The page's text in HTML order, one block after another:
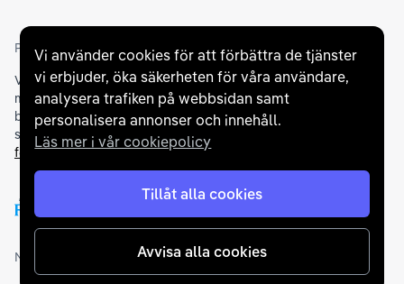
Vi använder cookies för att förbättra de tjänster
vi erbjuder, öka säkerheten för våra användare,
analysera trafiken på webbsidan samt
personalisera annonser och innehåll.
Läs mer i vår cookiepolicy
Tillåt alla cookies
Avvisa alla cookies
Partners och betallösningar
Vi samarbetar medflertalet banker för att erbjuda dig bästa
möjliga finansieringslösning och stödjer en rad olika
betalningsmetoder. För att du ska känna dig trygg vid ditt köp
samarbetar vi med Folksam och AutoConcept gällande
försäkringar och garantier.
Medlemskap och utmärkelser